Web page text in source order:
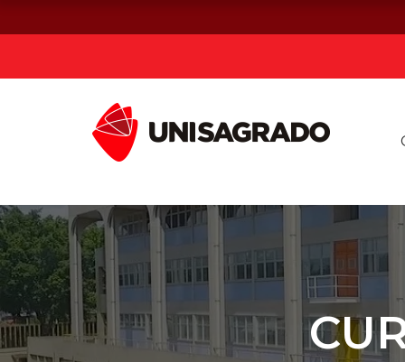
Graduação
Pós-graduação e MBA
Curta Duração